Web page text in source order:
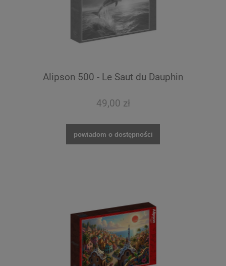
Alipson 500 - Le Saut du Dauphin
49,00 zł
powiadom o dostępności